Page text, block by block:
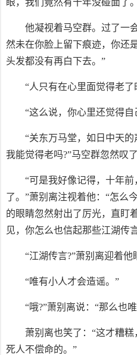
眼，我们竟然有十年没碰面了
他凝视着马空群。过了一
然未在你脸上留下痕迹，你还
头发都没有再白下去。”
“人只有在心里面觉得老了
“这么说，你心里还觉得自
“关东万马堂，如日中天的
我能觉得老吗?”马空群忽然叹
“可是我好像记得，十年前
了。”萧别离注视着他：“怎么
的眼睛忽然射出了厉光，直盯
见，你怎么也信起那些江湖传
“江湖传言?”萧别离迎着他
“唯有小人才会造谣。”
“哦?”萧别离说：“那么也
萧别离也笑了：“这才糟
死人不偿命的。”